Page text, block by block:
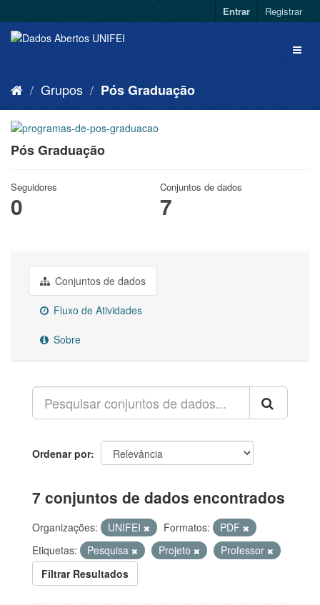
Entrar Registrar
Grupos Pós Graduação
Pós Graduação
Seguidores
0
Conjuntos de dados
7
Conjuntos de dados
Fluxo de Atividades
Sobre
Ordenar por
7 conjuntos de dados encontrados
Organizações: UNIFEI Formatos:
PDF
Etiquetas:
Pesquisa Projeto
Professor
Filtrar Resultados